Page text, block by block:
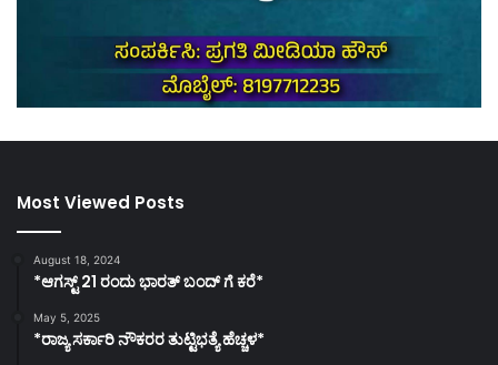
Most Viewed Posts
August 18, 2024
*ಆಗಸ್ಟ್ 21 ರಂದು ಭಾರತ್‌ ಬಂದ್‌ ಗೆ ಕರೆ*
May 5, 2025
*ರಾಜ್ಯ ಸರ್ಕಾರಿ ನೌಕರರ ತುಟ್ಟಿಭತ್ಯೆ ಹೆಚ್ಚಳ*